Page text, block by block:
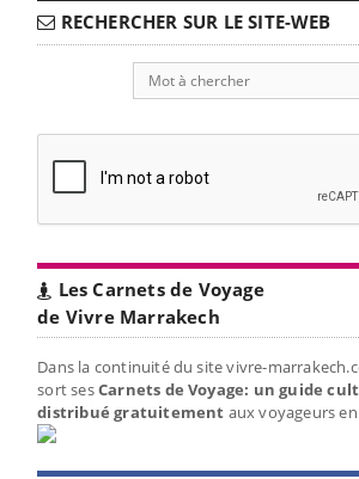
RECHERCHER SUR LE SITE-WEB
Les Carnets de Voyage
de Vivre Marrakech
Dans la continuité du site vivre-
sort sesCarnets de Voyage: un guide
distribué gratuitement aux voyageurs